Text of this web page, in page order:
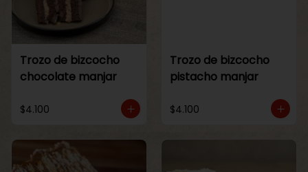
Trozo de bizcocho
chocolate manjar
$4.100
Trozo de bizcocho
pistacho manjar
$4.100